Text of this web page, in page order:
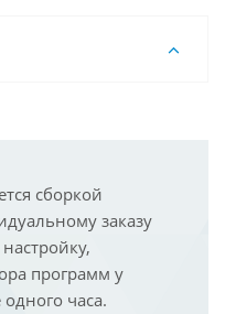
сборкой
заказу
программ у
часа.